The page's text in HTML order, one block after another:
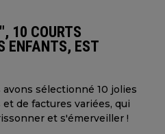
10 COURTS
ENFANTS, EST
sélectionné 10 jolies
de factures variées, qui
et s'émerveiller !